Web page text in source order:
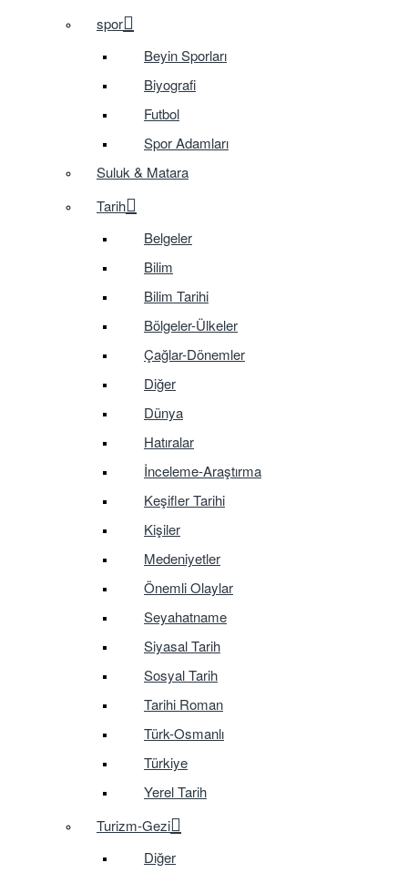
spor
Beyin Sporları
Biyografi
Futbol
Spor Adamları
Suluk & Matara
Tarih
Belgeler
Bilim
Bilim Tarihi
Bölgeler-Ülkeler
Çağlar-Dönemler
Diğer
Dünya
Hatıralar
İnceleme-Araştırma
Keşifler Tarihi
Kişiler
Medeniyetler
Önemli Olaylar
Seyahatname
Siyasal Tarih
Sosyal Tarih
Tarihi Roman
Türk-Osmanlı
Türkiye
Yerel Tarih
Turizm-Gezi
Diğer